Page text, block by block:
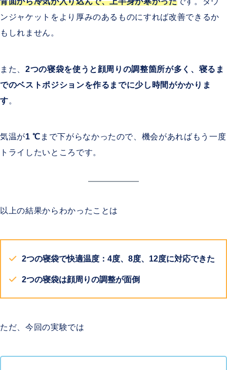
ンジャケットをより厚みのあるものにすれば改善できるか
もしれません。
また、 2つの寝袋を使うと顔周りの調整箇所が多く、寝るま
でのベストポジションを作るまでに少し時間がかかりま
す
気温が1℃ まで下がらなかったので、機会があればもう一度
トライしたいところです。
以上の結果からわかったことは
2つの寝袋で快適温度：4度、8度、12度に対応できた
2つの寝袋は顔周りの調整が面倒
ただ、今回の実験では